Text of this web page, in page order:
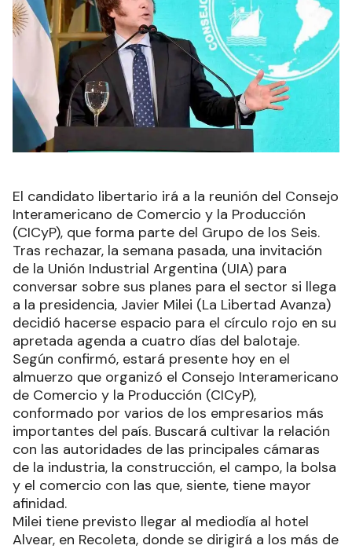
El candidato libertario irá a la reunión del Consejo
Interamericano de Comercio y la Producción
(CICyP), que forma parte del Grupo de los Seis.
Tras rechazar, la semana pasada, una invitación
de la Unión Industrial Argentina (UIA) para
conversar sobre sus planes para el sector si llega
a la presidencia, Javier Milei (La Libertad Avanza)
decidió hacerse espacio para el círculo rojo en su
apretada agenda a cuatro días del balotaje.
Según confirmó, estará presente hoy en el
almuerzo que organizó el Consejo Interamericano
de Comercio y la Producción (CICyP),
conformado por varios de los empresarios más
importantes del país. Buscará cultivar la relación
con las autoridades de las principales cámaras
de la industria, la construcción, el campo, la bolsa
y el comercio con las que, siente, tiene mayor
afinidad.
Milei tiene previsto llegar al mediodía al hotel
Alvear, en Recoleta, donde se dirigirá a los más de